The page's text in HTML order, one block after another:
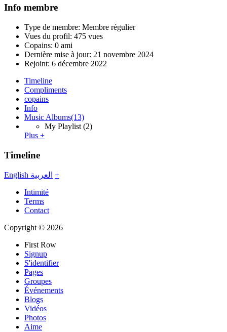
Info membre
Type de membre: Membre régulier
Vues du profil: 475 vues
Copains: 0 ami
Dernière mise à jour: 21 novembre 2024
Rejoint: 6 décembre 2022
Timeline
Compliments
copains
Info
Music Albums(13)
My Playlist (2)
Plus +
Timeline
English العربية +
Intimité
Terms
Contact
Copyright © 2026
First Row
Signup
S'identifier
Pages
Groupes
Événements
Blogs
Vidéos
Photos
Aime